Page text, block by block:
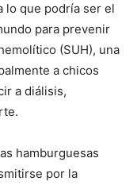
lo que podría ser el
para prevenir
(SUH), una
a chicos
a diálisis,
hamburguesas
por la